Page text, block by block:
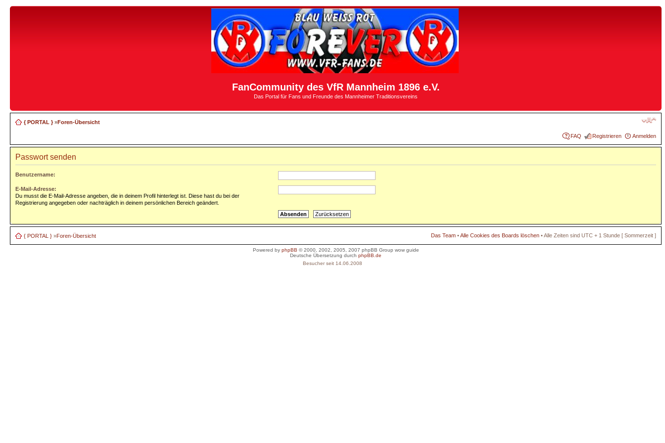
FanCommunity des VfR Mannheim 1896 e.V.
Das Portal für Fans und Freunde des Mannheimer Traditionsvereins
{ PORTAL }»Foren-Übersicht
FAQ Registrieren Anmelden
Passwort senden
Benutzername:
E-Mail-Adresse:
Du musst die E-Mail-Adresse angeben, die in deinem Profil hinterlegt ist. Diese hast du bei der
Registrierung angegeben oder nachträglich in deinem persönlichen Bereich geändert.
{ PORTAL } »Foren-Übersicht Das Team •Alle Cookies des Boards löschen • Alle Zeiten sind UTC + 1 Stunde [ Sommerzeit ]
Powered by phpBB © 2000, 2002, 2005, 2007 phpBB Group wow guide
Deutsche Übersetzung durchphpBB.de
Besucher seit 14.06.2008